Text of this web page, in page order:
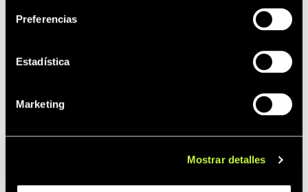
Preferencias
Estadística
Marketing
Mostrar detalles
RTS conector